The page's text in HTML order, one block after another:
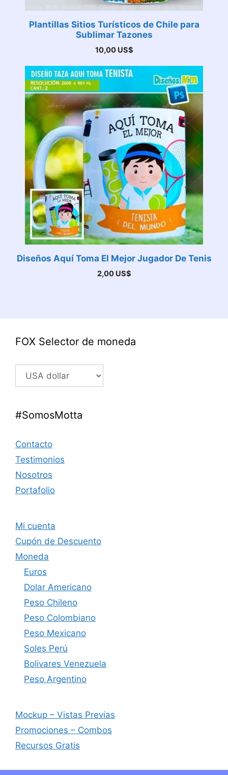
Plantillas Sitios Turísticos de Chile para
Sublimar Tazones
10,00 US$
Diseños Aquí Toma El Mejor Jugador De Tenis
2,00 US$
FOX Selector de moneda
#SomosMotta
Contacto
Testimonios
Nosotros
Portafolio
Mi cuenta
Cupón de Descuento
Moneda
Euros
Dolar Americano
Peso Chileno
Peso Colombiano
Peso Mexicano
Soles Perú
Bolivares Venezuela
Peso Argentino
Mockup – Vistas Previas
Promociones – Combos
Recursos Gratis